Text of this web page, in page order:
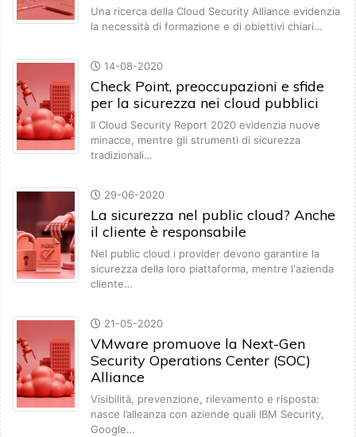
Una ricerca della Cloud Security Alliance evidenzia
la necessità di formazione e di obiettivi chiari…
14-08-2020
Check Point, preoccupazioni e sfide
per la sicurezza nei cloud pubblici
Il Cloud Security Report 2020 evidenzia nuove
minacce, mentre gli strumenti di sicurezza
tradizionali…
29-06-2020
La sicurezza nel public cloud? Anche
il cliente è responsabile
Nel public cloud i provider devono garantire la
sicurezza della loro piattaforma, mentre l'azienda
cliente…
21-05-2020
VMware promuove la Next-Gen
Security Operations Center (SOC)
Alliance
Visibilità, prevenzione, rilevamento e risposta:
nasce l’alleanza con aziende quali IBM Security,
Google…